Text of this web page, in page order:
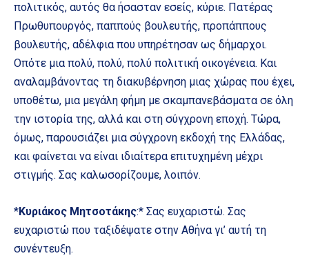
πολιτικός, αυτός θα ήσασταν εσείς, κύριε. Πατέρας
Πρωθυπουργός, παππούς βουλευτής, προπάππους
βουλευτής, αδέλφια που υπηρέτησαν ως δήμαρχοι.
Οπότε μια πολύ, πολύ, πολύ πολιτική οικογένεια. Και
αναλαμβάνοντας τη διακυβέρνηση μιας χώρας που έχει,
υποθέτω, μια μεγάλη φήμη με σκαμπανεβάσματα σε όλη
την ιστορία της, αλλά και στη σύγχρονη εποχή. Τώρα,
όμως, παρουσιάζει μια σύγχρονη εκδοχή της Ελλάδας,
και φαίνεται να είναι ιδιαίτερα επιτυχημένη μέχρι
στιγμής. Σας καλωσορίζουμε, λοιπόν.
*Κυριάκος Μητσοτάκης:* Σας ευχαριστώ. Σας
ευχαριστώ που ταξιδέψατε στην Αθήνα γι’ αυτή τη
συνέντευξη.